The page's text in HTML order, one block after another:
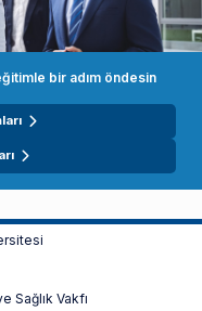
bir adım öndesin
Sağlık Vakfı